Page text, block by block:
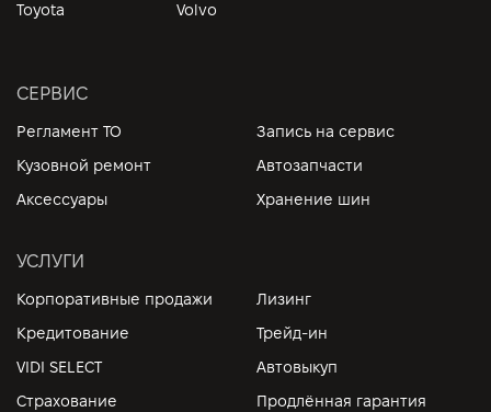
Toyota
Volvo
СЕРВИС
Регламент ТО
Запись на сервис
Кузовной ремонт
Автозапчасти
Аксессуары
Хранение шин
УСЛУГИ
Корпоративные продажи
Лизинг
Кредитование
Трейд-ин
VIDI SELECT
Автовыкуп
Страхование
Продлённая гарантия